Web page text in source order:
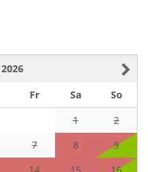
2026
Fr Sa
So
1
2
7 8
9